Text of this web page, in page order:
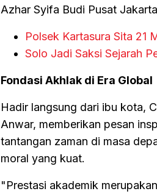
Azhar Syifa Budi Pusat
Polsek Kartasura Sita 21
Solo Jadi Saksi Sejarah
Fondasi Akhlak di Era Global
Hadir langsung dari ibu kota,
Anwar, memberikan pesan
tantangan zaman di masa
moral yang kuat.
"Prestasi akademik